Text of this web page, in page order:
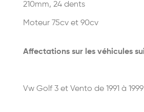
210mm, 24 dents
Moteur 75cv et 90cv
Affectations sur les véhicules
Vw Golf 3 et Vento de 1991 à 1999